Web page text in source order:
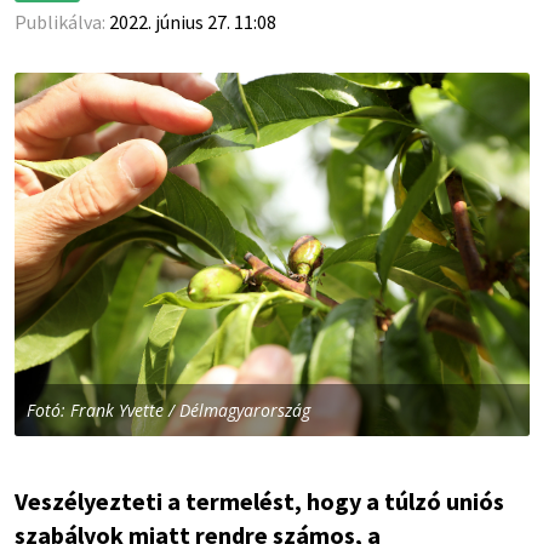
Publikálva: 2022. június 27. 11:08
Fotó: Frank Yvette / Délmagyarország
Veszélyezteti a termelést, hogy a túlzó uniós
szabályok miatt rendre számos, a